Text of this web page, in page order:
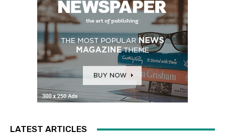
LATEST ARTICLES